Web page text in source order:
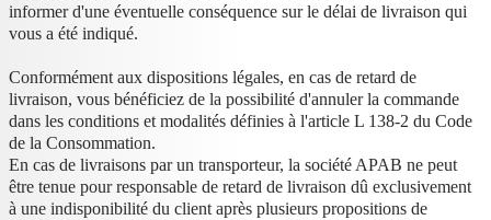
informer d'une éventuelle conséquence sur le délai de livraison qui
vous a été indiqué.
Conformément aux dispositions légales, en cas de retard de
livraison, vous bénéficiez de la possibilité d'annuler la commande
dans les conditions et modalités définies à l'article L 138-2 du Code
de la Consommation.
En cas de livraisons par un transporteur, la société APAB ne peut
être tenue pour responsable de retard de livraison dû exclusivement
à une indisponibilité du client après plusieurs propositions de